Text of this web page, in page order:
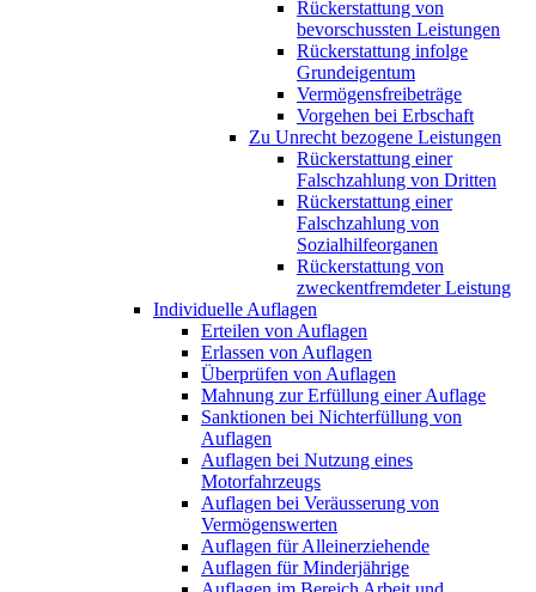
Rückerstattung von
bevorschussten Leistungen
Rückerstattung infolge
Grundeigentum
Vermögensfreibeträge
Vorgehen bei Erbschaft
Zu Unrecht bezogene Leistungen
Rückerstattung einer
Falschzahlung von Dritten
Rückerstattung einer
Falschzahlung von
Sozialhilfeorganen
Rückerstattung von
zweckentfremdeter Leistung
Individuelle Auflagen
Erteilen von Auflagen
Erlassen von Auflagen
Überprüfen von Auflagen
Mahnung zur Erfüllung einer Auflage
Sanktionen bei Nichterfüllung von
Auflagen
Auflagen bei Nutzung eines
Motorfahrzeugs
Auflagen bei Veräusserung von
Vermögenswerten
Auflagen für Alleinerziehende
Auflagen für Minderjährige